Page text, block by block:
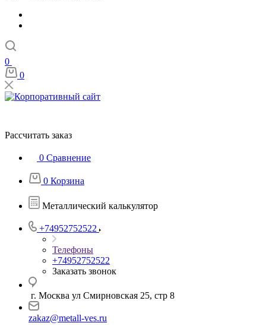
0
0
Рассчитать заказ
0 Сравнение
0 Корзина
Металлический калькулятор
+74952752522
Телефоны
+74952752522
Заказать звонок
г. Москва ул Смирновская 25, стр 8
zakaz@metall-ves.ru